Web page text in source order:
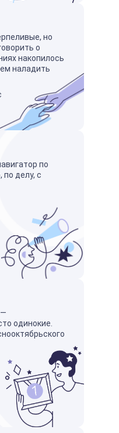
но
о
накопилось
наладить
по
по делу, с
одинокие.